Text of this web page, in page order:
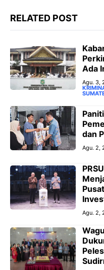
RELATED POST
Ada
Agu. 3,
dan
Agu. 2,
Agu. 2,